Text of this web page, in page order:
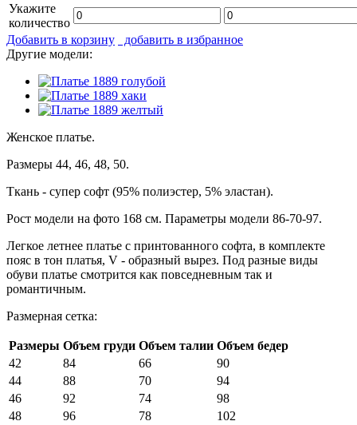
Укажите
количество
Добавить в корзину
добавить в избранное
Другие модели:
Женское платье.
Размеры 44, 46, 48, 50.
Ткань - супер софт (95% полиэстер, 5% эластан).
Рост модели на фото 168 см. Параметры модели 86-70-97.
Легкое летнее платье с принтованного софта, в комплекте
пояс в тон платья, V - образный вырез. Под разные виды
обуви платье смотрится как повседневным так и
романтичным.
Размерная сетка:
Размеры Объем груди Объем талии Объем бедер
42
84 66
90
44
88 70
94
46
92 74
98
48
96 78
102